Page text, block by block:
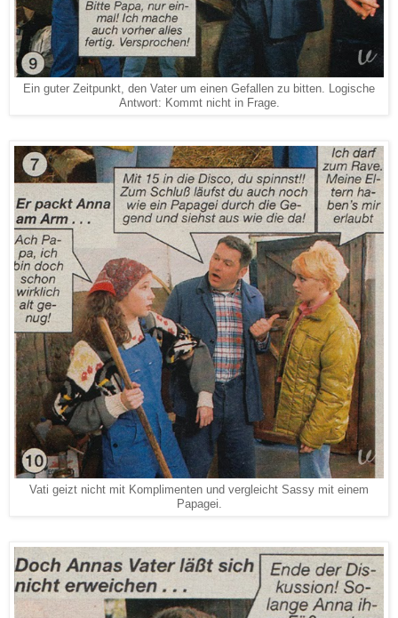
Ein guter Zeitpunkt, den Vater um einen Gefallen zu bitten. Logische
Antwort: Kommt nicht in Frage.
Vati geizt nicht mit Komplimenten und vergleicht Sassy mit einem
Papagei.